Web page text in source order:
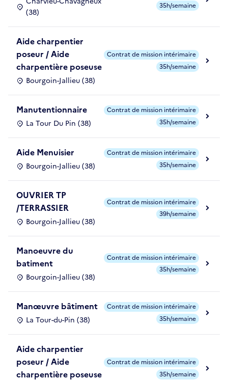
(38)
35h/semaine
Aide charpentier
poseur / Aide
charpentière poseuse
Bourgoin-Jallieu (38)
Contrat de mission intérimaire
35h/semaine
Manutentionnaire
La Tour Du Pin (38)
Contrat de mission intérimaire
35h/semaine
Aide Menuisier
Bourgoin-Jallieu (38)
Contrat de mission intérimaire
35h/semaine
OUVRIER TP
/TERRASSIER
Bourgoin-Jallieu (38)
Contrat de mission intérimaire
39h/semaine
Manoeuvre du
batiment
Bourgoin-Jallieu (38)
Contrat de mission intérimaire
35h/semaine
Manœuvre bâtiment
La Tour-du-Pin (38)
Contrat de mission intérimaire
35h/semaine
Aide charpentier
poseur / Aide
charpentière poseuse
Contrat de mission intérimaire
35h/semaine